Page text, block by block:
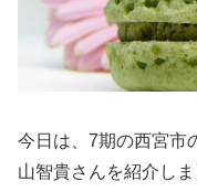
今日は、7期の西宮市
山智貴さんを紹介し